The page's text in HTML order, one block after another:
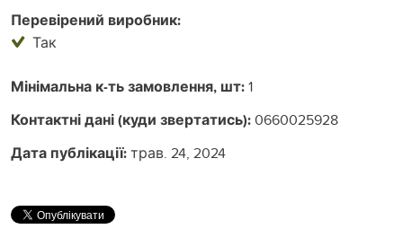
Перевірений виробник:
Так
Мінімальна к-ть замовлення, шт:1
Контактні дані (куди звертатись):0660025928
Дата публікації:трав. 24, 2024